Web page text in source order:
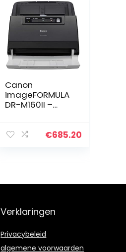
Canon
imageFORMULA
DR-M160II –
€685.20
Verklaringen
Privacybeleid
algemene voorwaarden